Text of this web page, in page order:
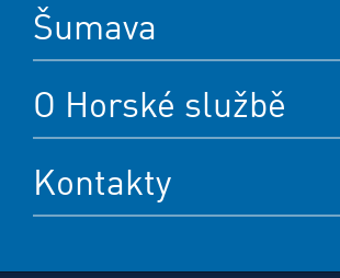
Šumava
O Horské službě
Kontakty